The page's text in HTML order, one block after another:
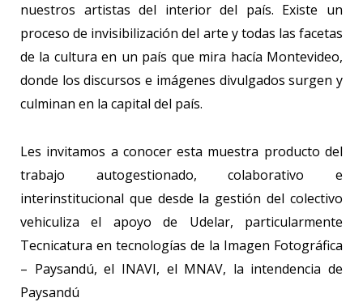
nuestros artistas del interior del país. Existe un
proceso de invisibilización del arte y todas las facetas
de la cultura en un país que mira hacía Montevideo,
donde los discursos e imágenes divulgados surgen y
culminan en la capital del país.
Les invitamos a conocer esta muestra producto del
trabajo autogestionado, colaborativo e
interinstitucional que desde la gestión del colectivo
vehiculiza el apoyo de Udelar, particularmente
Tecnicatura en tecnologías de la Imagen Fotográfica
– Paysandú, el INAVI, el MNAV, la intendencia de
Paysandú